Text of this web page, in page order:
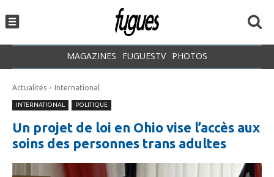
MAGAZINES FUGUESTV PHOTOS
Actualités International
INTERNATIONAL POLITIQUE
Un projet de loi en Ohio vise l’accès aux
soins des personnes trans adultes